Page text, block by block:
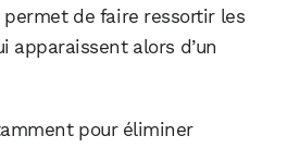
de faire ressortir les
apparaissent alors d’un
pour éliminer